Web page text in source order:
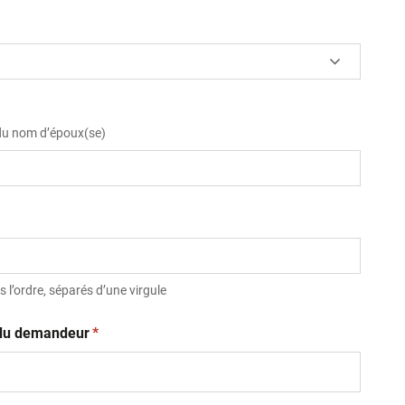
nom d’époux(se)
séparés d’une virgule
demandeur(obligatoire)
*